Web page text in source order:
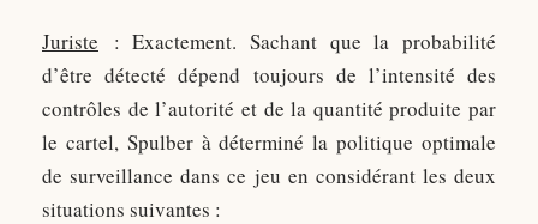
Juriste : Exactement. Sachant que la probabilité
d’être détecté dépend toujours de l’intensité des
contrôles de l’autorité et de la quantité produite par
le cartel, Spulber à déterminé la politique optimale
de surveillance dans ce jeu en considérant les deux
situations suivantes :